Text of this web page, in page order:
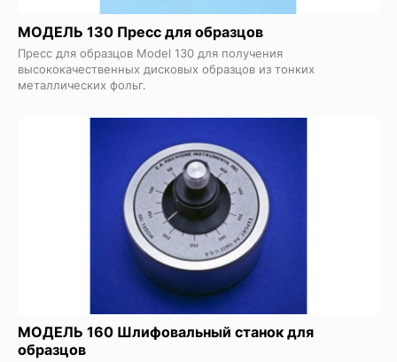
МОДЕЛЬ 130 Пресс для образцов
Пресс для образцов Model 130 для получения
высококачественных дисковых образцов из тонких
металлических фольг.
МОДЕЛЬ 160 Шлифовальный станок для
образцов